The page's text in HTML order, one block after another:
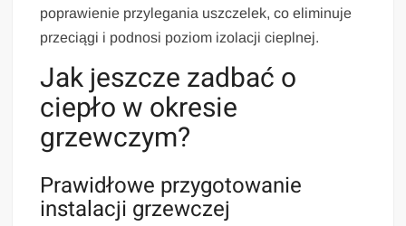
poprawienie przylegania uszczelek, co eliminuje
przeciągi i podnosi poziom izolacji cieplnej.
Jak jeszcze zadbać o
ciepło w okresie
grzewczym?
Prawidłowe przygotowanie
instalacji grzewczej